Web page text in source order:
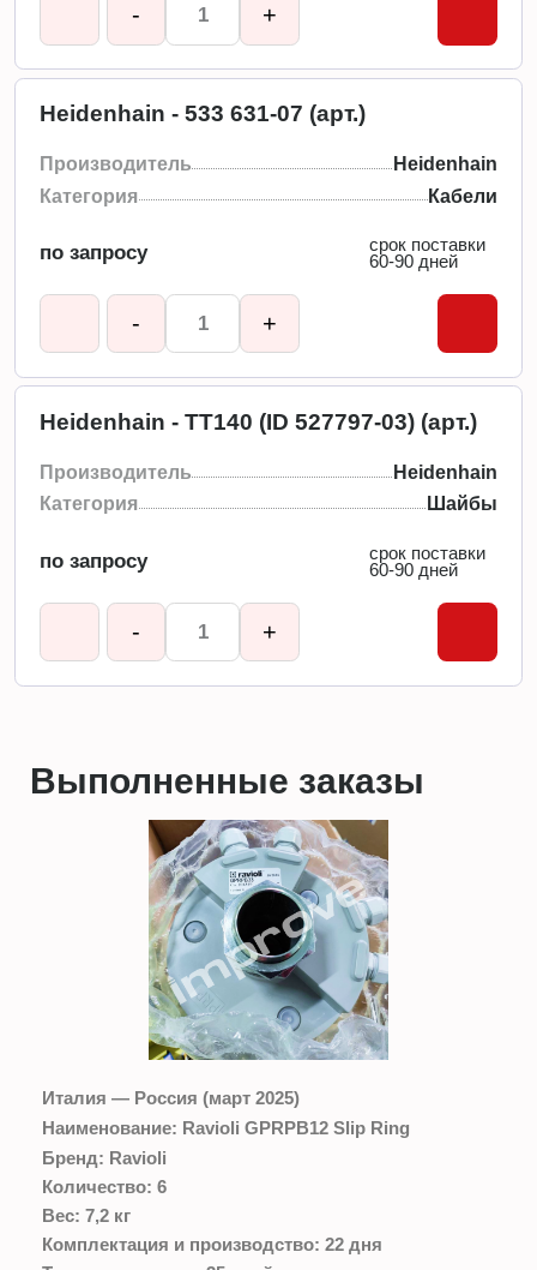
- +
Heidenhain - 533 631-07 (арт.)
Производитель
Heidenhain
Категория
Кабели
по запросу
срок поставки
60-90 дней
- +
Heidenhain - TT140 (ID 527797-03) (арт.)
Производитель
Heidenhain
Категория
Шайбы
по запросу
срок поставки
60-90 дней
- +
Выполненные заказы
Италия — Россия (март 2025)
Наименование: Ravioli GPRPB12 Slip Ring
Бренд: Ravioli
Количество: 6
Вес: 7,2 кг
Комплектация и производство: 22 дня